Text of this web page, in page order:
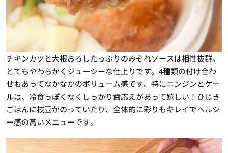
チキンカツと大根おろしたっぷりのみぞれソースは相性抜群。
とてもやわらかくジューシーな仕上りです。4種類の付け合わ
せもあってなかなかのボリューム感です。特にニンジンとケー
ルは、冷食っぽくなくしっかり歯応えがあって嬉しい！ひじき
ごはんに枝豆がのっていたり、全体的に彩りもキレイでヘルシ
ー感の高いメニューです。